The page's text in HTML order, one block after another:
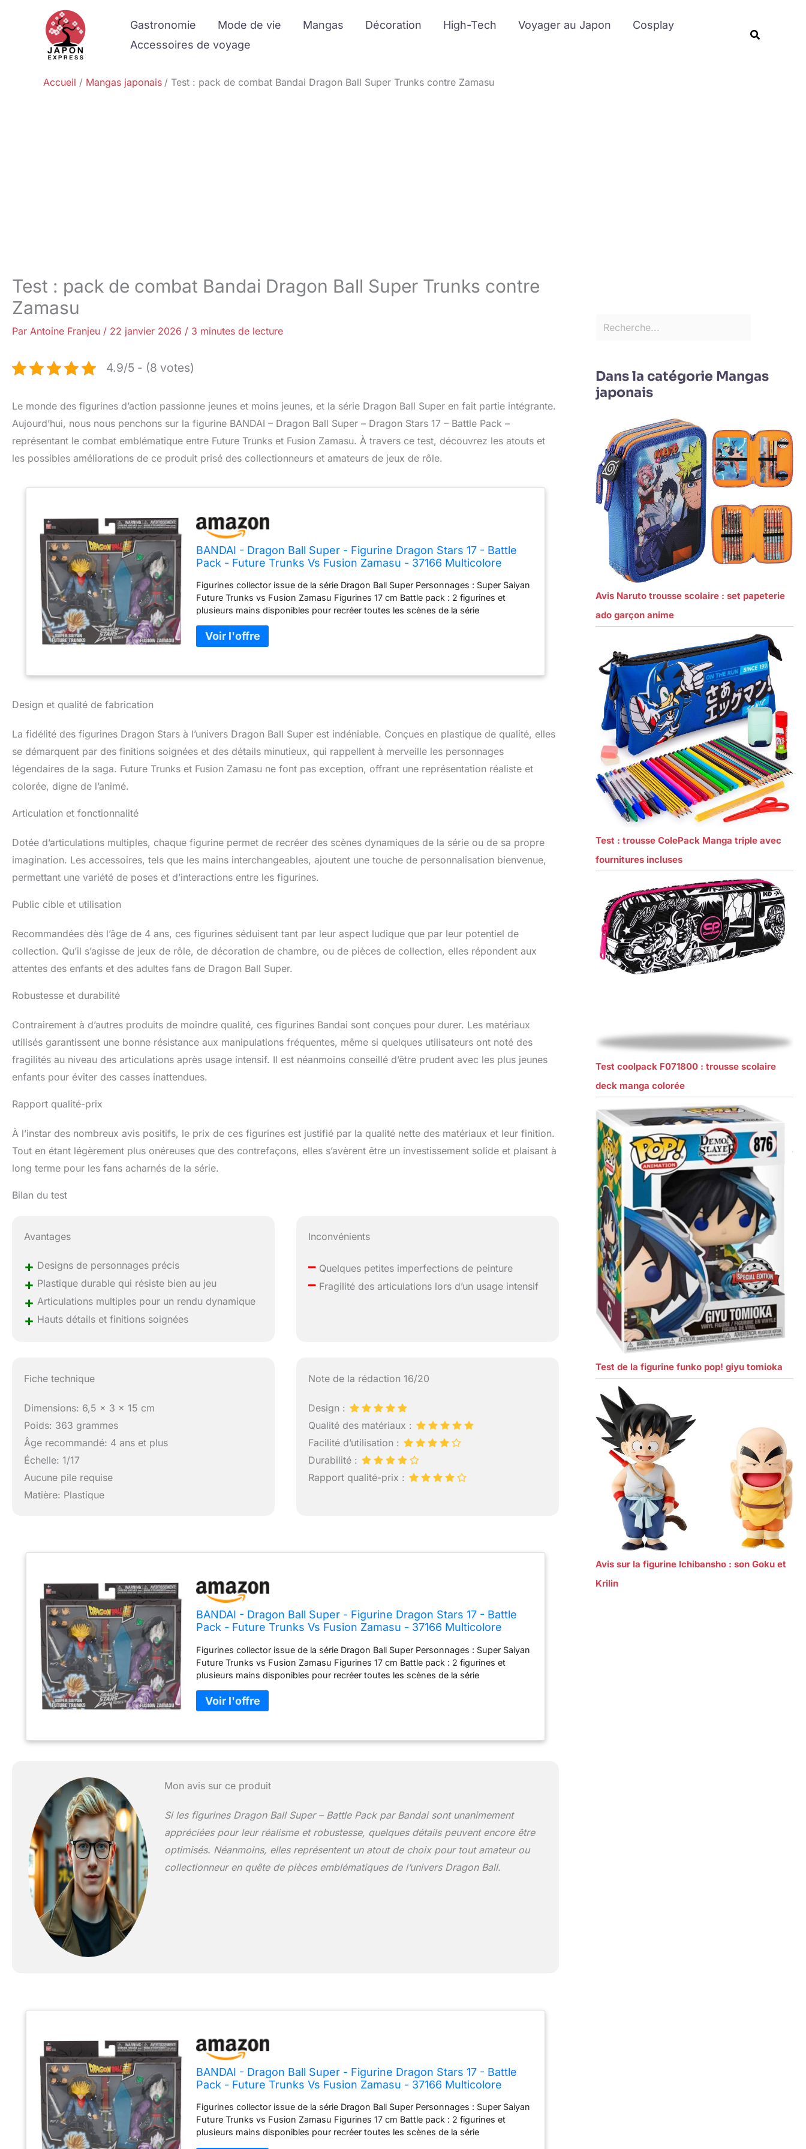
Gastronomie Mode de vie Mangas Décoration High-Tech Voyager au Japon
Cosplay
Accessoires de voyage
Accueil Mangas japonais Test : pack de combat Bandai Dragon Ball Super Trunks contre Zamasu
Test : pack de combat Bandai Dragon Ball Super Trunks contre
Zamasu
Par Antoine Franjeu / 22 janvier 2026 / 3 minutes de lecture
4.9/5 - (8 votes)
Le monde des figurines d’action passionne jeunes et moins jeunes, et la série Dragon Ball Super en fait partie intégrante.
Aujourd’hui, nous nous penchons sur la figurine BANDAI – Dragon Ball Super – Dragon Stars 17 – Battle Pack –
représentant le combat emblématique entre Future Trunks et Fusion Zamasu. À travers ce test, découvrez les atouts et
les possibles améliorations de ce produit prisé des collectionneurs et amateurs de jeux de rôle.
BANDAI - Dragon Ball Super - Figurine Dragon Stars 17 - Battle
Pack - Future Trunks Vs Fusion Zamasu - 37166 Multicolore
Figurines collector issue de la série Dragon Ball Super Personnages : Super Saiyan
Future Trunks vs Fusion Zamasu Figurines 17 cm Battle pack : 2 figurines et
plusieurs mains disponibles pour recréer toutes les scènes de la série
Design et qualité de fabrication
La fidélité des figurines Dragon Stars à l’univers Dragon Ball Super est indéniable. Conçues en plastique de qualité, elles
se démarquent par des finitions soignées et des détails minutieux, qui rappellent à merveille les personnages
légendaires de la saga. Future Trunks et Fusion Zamasu ne font pas exception, offrant une représentation réaliste et
colorée, digne de l’animé.
Articulation et fonctionnalité
Dotée d’articulations multiples, chaque figurine permet de recréer des scènes dynamiques de la série ou de sa propre
imagination. Les accessoires, tels que les mains interchangeables, ajoutent une touche de personnalisation bienvenue,
permettant une variété de poses et d’interactions entre les figurines.
Public cible et utilisation
Recommandées dès l’âge de 4 ans, ces figurines séduisent tant par leur aspect ludique que par leur potentiel de
collection. Qu’il s’agisse de jeux de rôle, de décoration de chambre, ou de pièces de collection, elles répondent aux
attentes des enfants et des adultes fans de Dragon Ball Super.
Robustesse et durabilité
Contrairement à d’autres produits de moindre qualité, ces figurines Bandai sont conçues pour durer. Les matériaux
utilisés garantissent une bonne résistance aux manipulations fréquentes, même si quelques utilisateurs ont noté des
fragilités au niveau des articulations après usage intensif. Il est néanmoins conseillé d’être prudent avec les plus jeunes
enfants pour éviter des casses inattendues.
Rapport qualité-prix
À l’instar des nombreux avis positifs, le prix de ces figurines est justifié par la qualité nette des matériaux et leur finition.
Tout en étant légèrement plus onéreuses que des contrefaçons, elles s’avèrent être un investissement solide et plaisant à
long terme pour les fans acharnés de la série.
Bilan du test
Avantages
+ Designs de personnages précis
+ Plastique durable qui résiste bien au jeu
+ Articulations multiples pour un rendu dynamique
+ Hauts détails et finitions soignées
Inconvénients
– Quelques petites imperfections de peinture
– Fragilité des articulations lors d’un usage intensif
Fiche technique
Dimensions: 6,5 x 3 x 15 cm
Poids: 363 grammes
Âge recommandé: 4 ans et plus
Échelle: 1/17
Aucune pile requise
Matière: Plastique
Note de la rédaction 16/20
Design :
Qualité des matériaux :
Facilité d’utilisation :
Durabilité :
Rapport qualité-prix :
BANDAI - Dragon Ball Super - Figurine Dragon Stars 17 - Battle
Pack - Future Trunks Vs Fusion Zamasu - 37166 Multicolore
Figurines collector issue de la série Dragon Ball Super Personnages : Super Saiyan
Future Trunks vs Fusion Zamasu Figurines 17 cm Battle pack : 2 figurines et
plusieurs mains disponibles pour recréer toutes les scènes de la série
Mon avis sur ce produit
Si les figurines Dragon Ball Super – Battle Pack par Bandai sont unanimement
appréciées pour leur réalisme et robustesse, quelques détails peuvent encore être
optimisés. Néanmoins, elles représentent un atout de choix pour tout amateur ou
collectionneur en quête de pièces emblématiques de l’univers Dragon Ball.
BANDAI - Dragon Ball Super - Figurine Dragon Stars 17 - Battle
Pack - Future Trunks Vs Fusion Zamasu - 37166 Multicolore
Figurines collector issue de la série Dragon Ball Super Personnages : Super Saiyan
Future Trunks vs Fusion Zamasu Figurines 17 cm Battle pack : 2 figurines et
plusieurs mains disponibles pour recréer toutes les scènes de la série
Dans la catégorie Mangas
japonais
Avis Naruto trousse scolaire : set papeterie
ado garçon anime
Test : trousse ColePack Manga triple avec
fournitures incluses
Test coolpack F071800 : trousse scolaire
deck manga colorée
Test de la figurine funko pop! giyu tomioka
Avis sur la figurine Ichibansho : son Goku et
Krilin